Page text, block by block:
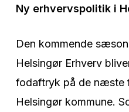
Ny erhvervspolitik i
Den kommende
Helsingør Erhverv
fodaftryk på de næste
Helsingør kommune.